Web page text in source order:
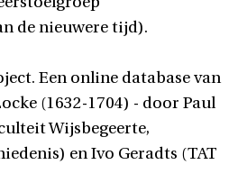
de nieuwere tijd).
Een online database van
(1632-1704) - door Paul
Wijsbegeerte,
en Ivo Geradts (TAT